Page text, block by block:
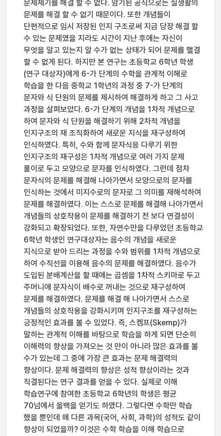
문제제기를 해결 할 수 없다. 암기된 공식으로는 실생활의
문제를 해결 할 수 없기 때문이다. 또한 개념들이
단편적으로 임시 저장된 인지 구조로써 지금 당장 해결 할
수 있는 문제였을 지라도 시간이 지난 후에는 자신이
무엇을 알고 있는지 알 수가 없는 상태가 되어 문제를 핼결
할 수 없게 된다. 하지만 본 연구는 초등학교 6학년 학생
(연구 대상자)에게 6-가 단계의 수학을 관계적 이해로
학습을 한 다음 중학교 1학년의 과정 중 7-가 단계의
문자와 식 단원의 문제를 제시하여 해결하게 하고 그 사고
과정을 살펴보았다. 6-가 단계의 개념을 1차적 개념으로
하여 문자와 식 단원을 해결하기 위해 2차적 개념을
인지구조의 재 조직화하여 새로운 지식을 재구성하여
인식하였다. 특히, 수와 함께 문자식응 다루기 위한
인지구조의 재구성은 1차적 개념으로 여러 가지 문제
풀이로 두고 모양으로 문자를 인식하였다. 그런데 점차
문자식의 문제를 해결해 나아가면서 모양으로의 문자를
인식하는 것에서 미지수로의 문자로 그 의미를 재해석하여
문제를 해결하였다. 이는 스스로 문제를 해결해 나아가면서
개념들의 상호작용이 문제를 해결하기 전 보다 연결성이
강화되고 확장되었다. 또한, 자연수만을 다루었던 초등학교
6학년 학생인 연구대상자는 음수의 개념을 새로운
지식으로 받아 드리는 과정을 수와 범위를 1차적 개념으로
하여 수직선을 이용해 음수의 문제를 해결하였다. 음수가
도입된 분배계산을 할 때에는 곱셈을 1차적 스키마로 두고
주머니에 문자식이 배수로 꺼내는 것으로 재구성하여
문제를 해결하였다. 문제를 해결 해 나아가면서 스스로
개념들의 상호작용을 강화시키며 인지구조를 재구성하는
긍정적인 효과를 볼 수 있었다. 즉, 스켐프(Skemp)가
말하는 관계적 이해를 바탕으로 학슴을 하게 되면 단순히
이해력의 향상을 가져오는 것 만이 아니라 많은 효과를 볼
수가 있는데 그 중에 가장 큰 효과는 문제 해결력의
향상이다. 문제 해결력의 향상은 성적 향상이라는 것과
직결된다는 연구 결과를 얻을 수 있다. 실제로 이해
학습연구에 참여한 초등학교 6학년의 학생은 평균
70넘에서 올백을 얻기도 하였다. 그렇다면 수학만 학습
했을 뿐인데 왜 다른 과목(국어, 사회, 과학)의 성적도 같이
향상이 되었을까? 이것은 수학 학습을 이해 학습으로